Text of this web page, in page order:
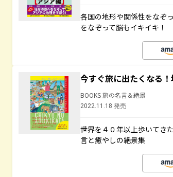
各国の地形や関係性をなぞ
をなぞって脳もイキイキ！
今すぐ旅に出たくなる
BOOKS 旅の名言＆絶景
2022.11.18 発売
世界を４０年以上歩いてき
言と癒やしの絶景集